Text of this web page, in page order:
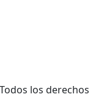
los derechos